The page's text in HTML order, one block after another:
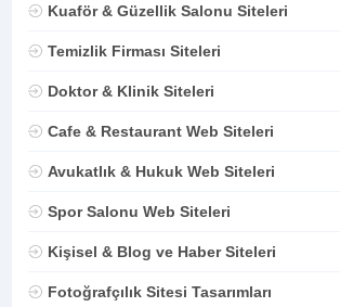
Kuaför & Güzellik Salonu Siteleri
Temizlik Firması Siteleri
Doktor & Klinik Siteleri
Cafe & Restaurant Web Siteleri
Avukatlık & Hukuk Web Siteleri
Spor Salonu Web Siteleri
Kişisel & Blog ve Haber Siteleri
Fotoğrafçılık Sitesi Tasarımları